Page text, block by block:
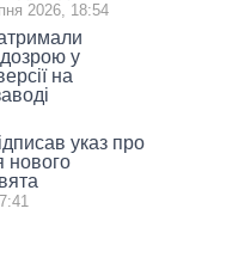
2026, 18:54
у
на
указ про
нового